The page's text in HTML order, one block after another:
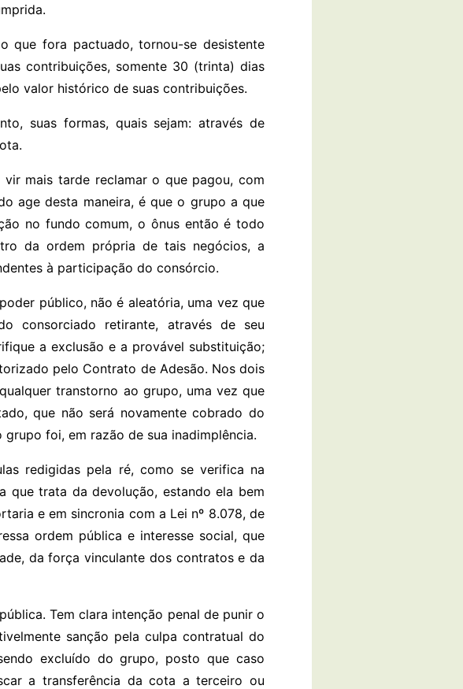
que fora pactuado, tornou-se desistente
contribuições, somente 30 (trinta) dias
valor histórico de suas contribuições.
suas formas, quais sejam: através de
mais tarde reclamar o que pagou, com
age desta maneira, é que o grupo a que
no fundo comum, o ônus então é todo
da ordem própria de tais negócios, a
à participação do consórcio.
público, não é aleatória, uma vez que
consorciado retirante, através de seu
a exclusão e a provável substituição;
pelo Contrato de Adesão. Nos dois
transtorno ao grupo, uma vez que
que não será novamente cobrado do
foi, em razão de sua inadimplência.
redigidas pela ré, como se verifica na
que trata da devolução, estando ela bem
e em sincronia com a Lei nº 8.078, de
ordem pública e interesse social, que
da força vinculante dos contratos e da
Tem clara intenção penal de punir o
sanção pela culpa contratual do
excluído do grupo, posto que caso
a transferência da cota a terceiro ou